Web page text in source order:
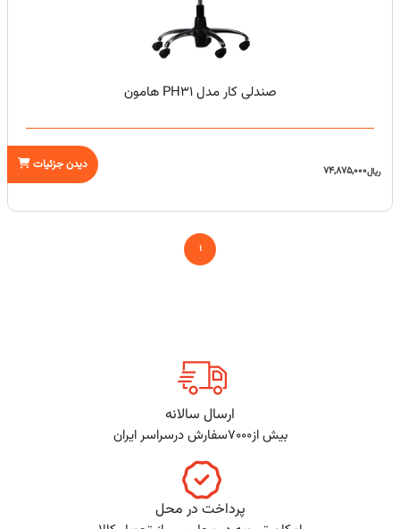
صندلی کار مدل PH31 هامون
ریال74,875,000 دیدن جزئیات
1
ارسال سالانه
بیش از7000سفارش درسراسر ایران
پرداخت در محل